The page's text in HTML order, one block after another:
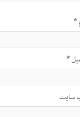
*
*
سایت